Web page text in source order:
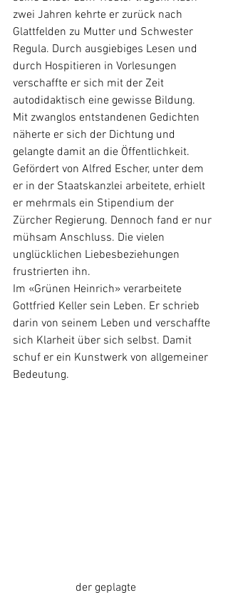
zwei Jahren kehrte er zurück nach
Glattfelden zu Mutter und Schwester
Regula. Durch ausgiebiges Lesen und
durch Hospitieren in Vorlesungen
verschaffte er sich mit der Zeit
autodidaktisch eine gewisse Bildung.
Mit zwanglos entstandenen Gedichten
näherte er sich der Dichtung und
gelangte damit an die Öffentlichkeit.
Gefördert von Alfred Escher, unter dem
er in der Staatskanzlei arbeitete, erhielt
er mehrmals ein Stipendium der
Zürcher Regierung. Dennoch fand er nur
mühsam Anschluss. Die vielen
unglücklichen Liebesbeziehungen
frustrierten ihn.
Im «Grünen Heinrich» verarbeitete
Gottfried Keller sein Leben. Er schrieb
darin von seinem Leben und verschaffte
sich Klarheit über sich selbst. Damit
schuf er ein Kunstwerk von allgemeiner
Bedeutung.